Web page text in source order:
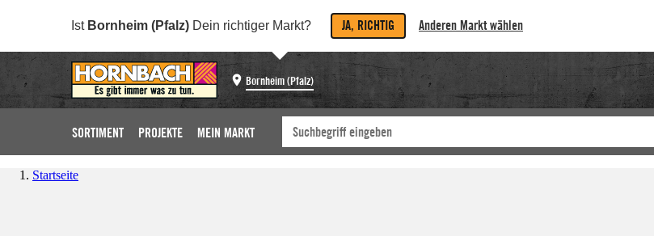
Ist Bornheim (Pfalz) Dein richtiger Markt? JA, RICHTIG Anderen Markt wählen
Bornheim (Pfalz)
SORTIMENT PROJEKTE MEIN MARKT
Startseite